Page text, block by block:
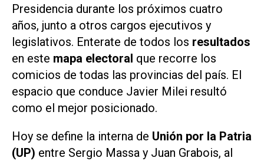
Presidencia durante los próximos cuatro
años, junto a otros cargos ejecutivos y
legislativos. Enterate de todos los resultados
en este mapa electoral que recorre los
comicios de todas las provincias del país. El
espacio que conduce Javier Milei resultó
como el mejor posicionado.
Hoy se define la interna de Unión por la Patria
(UP) entre Sergio Massa y Juan Grabois, al